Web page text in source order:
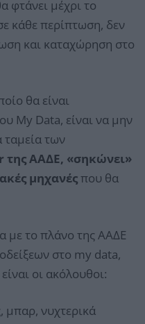
φτάνει μέχρι το
κάθε περίπτωση, δεν
και καταχώρηση στο
θα είναι
My Data, είναι να μην
ταμεία των
της ΑΑΔΕ, «σηκώνει»
μηχανέςπου θα
με το πλάνο της ΑΑΔΕ
στο my data,
οι ακόλουθοι:
μπαρ, νυχτερικά